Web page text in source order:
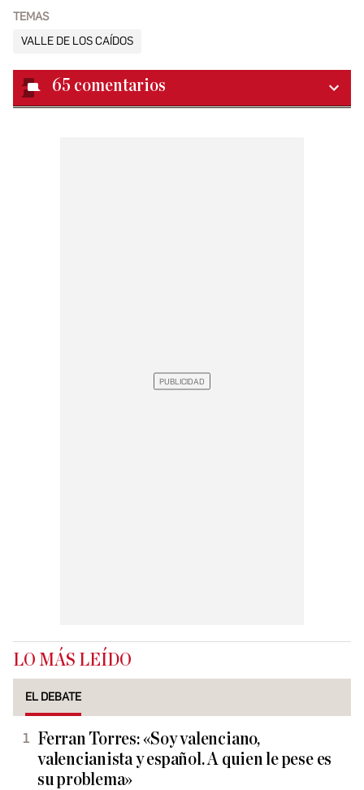
TEMAS
VALLE DE LOS CAÍDOS
65 comentarios
LO MÁS LEÍDO
EL DEBATE
Ferran Torres: «Soy valenciano,
valencianista y español. A quien le pese es
su problema»